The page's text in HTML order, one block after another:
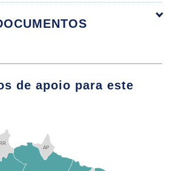
de apoio para este
AP
RR